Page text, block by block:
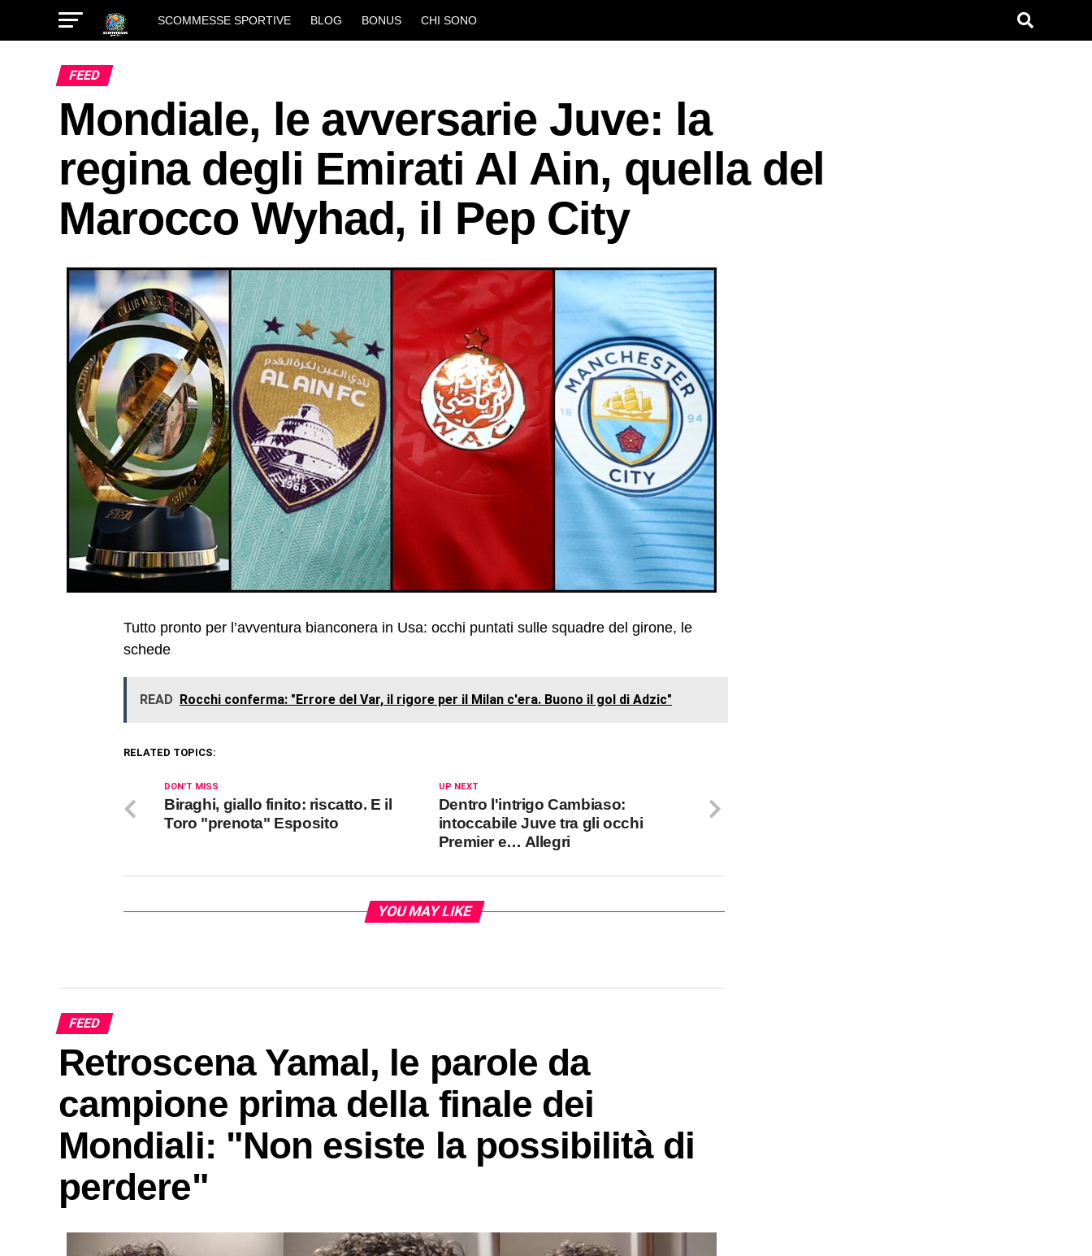
SCOMMESSE SPORTIVE BLOG BONUS CHI SONO
FEED
Mondiale, le avversarie Juve: la
regina degli Emirati Al Ain, quella del
Marocco Wyhad, il Pep City
Tutto pronto per l’avventura bianconera in Usa: occhi puntati sulle squadre del girone, le
schede
READ Rocchi conferma: "Errore del Var, il rigore per il Milan c'era. Buono il gol di Adzic"
RELATED TOPICS:
UP NEXT
Dentro l'intrigo Cambiaso:
intoccabile Juve tra gli occhi
Premier e… Allegri
DON'T MISS
Biraghi, giallo finito: riscatto. E il
Toro "prenota" Esposito
YOU MAY LIKE
FEED
Retroscena Yamal, le parole da
campione prima della finale dei
Mondiali: "Non esiste la possibilità di
perdere"